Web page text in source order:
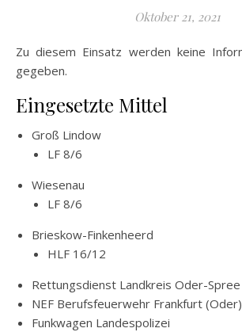
Oktober 21, 2021
Zu diesem Einsatz werden keine Informationen bekannt
gegeben.
Eingesetzte Mittel
Groß Lindow
LF 8/6
Wiesenau
LF 8/6
Brieskow-Finkenheerd
HLF 16/12
Rettungsdienst Landkreis Oder-Spree
NEF Berufsfeuerwehr Frankfurt (Oder)
Funkwagen Landespolizei